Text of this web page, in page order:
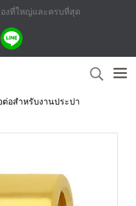
งที่ใหญ่และครบที่สุด
อสำหรับงานประปา